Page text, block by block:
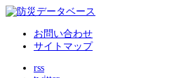
お問い合わせ
サイトマップ
rss